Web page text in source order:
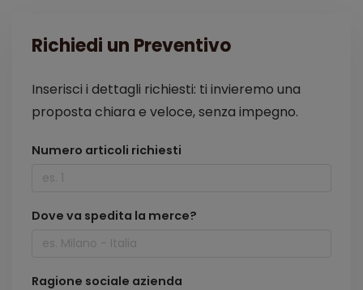
Richiedi un Preventivo
Inserisci i dettagli richiesti: ti invieremo una
proposta chiara e veloce, senza impegno.
Numero articoli richiesti
Dove va spedita la merce?
Ragione sociale azienda